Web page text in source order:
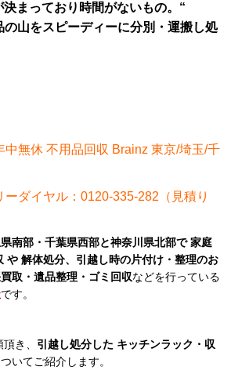
まっており時間がないもの。“
の山をスピーディーに分別・運搬し処
中無休 不用品回収 Brainz 東京/埼玉/千
ダイヤル：0120-335-282（見積り
南部・千葉県西部と神奈川県北部で 家庭
や 解体処分、引越し時の片付け・整理のお
取・遺品整理・ゴミ回収などを行っている
です。
き、 引越し処分した キッチンラック・収
いてご紹介します。